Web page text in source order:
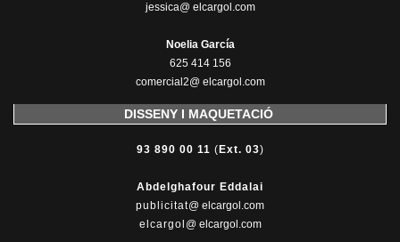
jessica@ elcargol.com
Noelia García
625 414 156
comercial2@ elcargol.com
DISSENY I MAQUETACIÓ
93 890 00 11 ( Ext. 03)
Abdelghafour Eddalai
publicitat@ elcargol.com
elcargol @ elcargol.com